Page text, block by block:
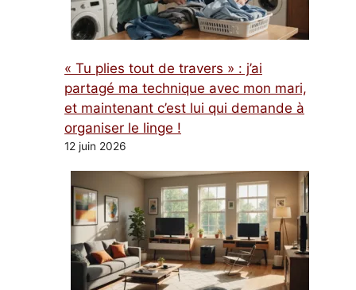
« Tu plies tout de travers » : j’ai
partagé ma technique avec mon mari,
et maintenant c’est lui qui demande à
organiser le linge !
12 juin 2026